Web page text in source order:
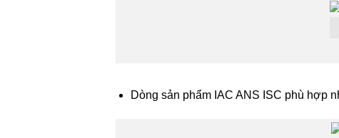
Dòng sản phẩm IAC ANS ISC phù hợp